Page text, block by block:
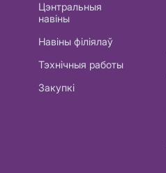
Цэнтральныя
навіны
Навіны філіялаў
Тэхнічныя работы
Закупкі